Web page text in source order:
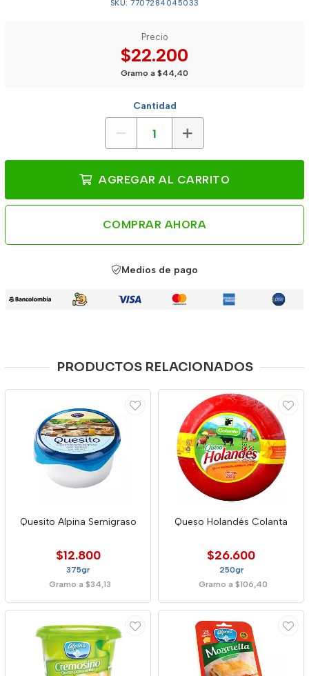
SKU: 7707284045033
Precio
$22.200
Gramo a $44,40
Cantidad
AGREGAR AL CARRITO
COMPRAR AHORA
Medios de pago
PRODUCTOS RELACIONADOS
Quesito Alpina Semigraso
$12.800
375gr
Gramo a $34,13
Queso Holandés Colanta
$26.600
250gr
Gramo a $106,40